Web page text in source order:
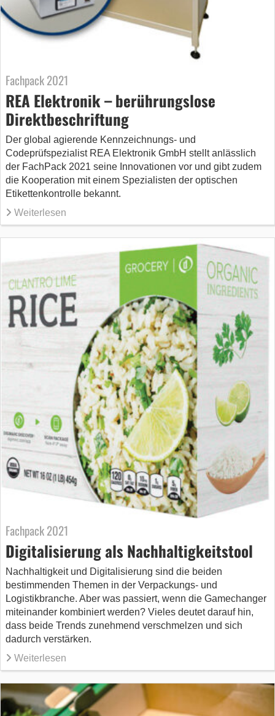
Fachpack 2021
REA Elektronik – berührungslose
Direktbeschriftung
Der global agierende Kennzeichnungs- und
Codeprüfspezialist REA Elektronik GmbH stellt anlässlich
der FachPack 2021 seine Innovationen vor und gibt zudem
die Kooperation mit einem Spezialisten der optischen
Etikettenkontrolle bekannt.
Weiterlesen
Fachpack 2021
Digitalisierung als Nachhaltigkeitstool
Nachhaltigkeit und Digitalisierung sind die beiden
bestimmenden Themen in der Verpackungs- und
Logistikbranche. Aber was passiert, wenn die Gamechanger
miteinander kombiniert werden? Vieles deutet darauf hin,
dass beide Trends zunehmend verschmelzen und sich
dadurch verstärken.
Weiterlesen